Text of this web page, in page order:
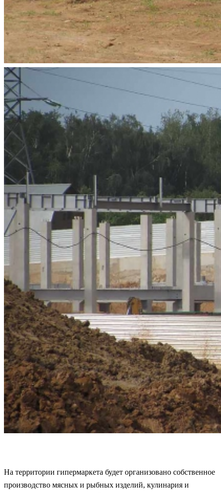
На территории гипермаркета будет организовано собственное
производство мясных и рыбных изделий, кулинария и